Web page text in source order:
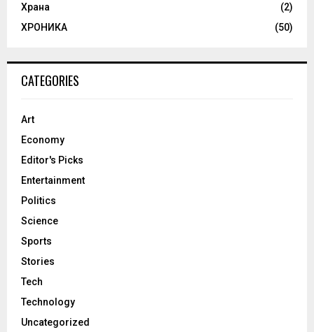
Храна
(2)
ХРОНИКА
(50)
CATEGORIES
Art
Economy
Editor's Picks
Entertainment
Politics
Science
Sports
Stories
Tech
Technology
Uncategorized